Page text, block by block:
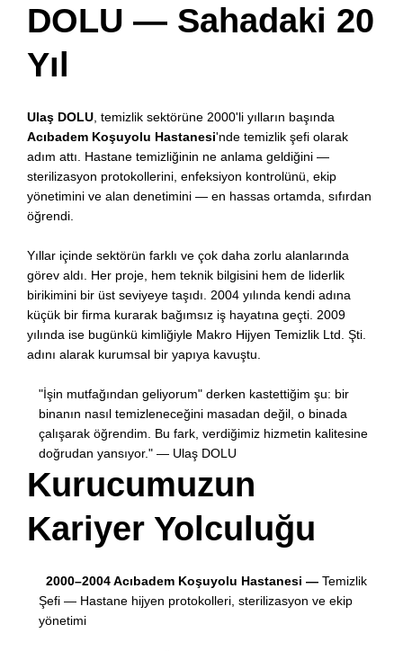
DOLU — Sahadaki 20
Yıl
Ulaş DOLU , temizlik sektörüne 2000'li yılların başında
Acıbadem Koşuyolu Hastanesi'nde temizlik şefi olarak
adım attı. Hastane temizliğinin ne anlama geldiğini —
sterilizasyon protokollerini, enfeksiyon kontrolünü, ekip
yönetimini ve alan denetimini — en hassas ortamda, sıfırdan
öğrendi.
Yıllar içinde sektörün farklı ve çok daha zorlu alanlarında
görev aldı. Her proje, hem teknik bilgisini hem de liderlik
birikimini bir üst seviyeye taşıdı. 2004 yılında kendi adına
küçük bir firma kurarak bağımsız iş hayatına geçti. 2009
yılında ise bugünkü kimliğiyle Makro Hijyen Temizlik Ltd. Şti.
adını alarak kurumsal bir yapıya kavuştu.
"İşin mutfağından geliyorum" derken kastettiğim şu: bir
binanın nasıl temizleneceğini masadan değil, o binada
çalışarak öğrendim. Bu fark, verdiğimiz hizmetin kalitesine
doğrudan yansıyor." — Ulaş DOLU
Kurucumuzun
Kariyer Yolculuğu
2000–2004Acıbadem Koşuyolu Hastanesi —Temizlik
Şefi — Hastane hijyen protokolleri, sterilizasyon ve ekip
yönetimi